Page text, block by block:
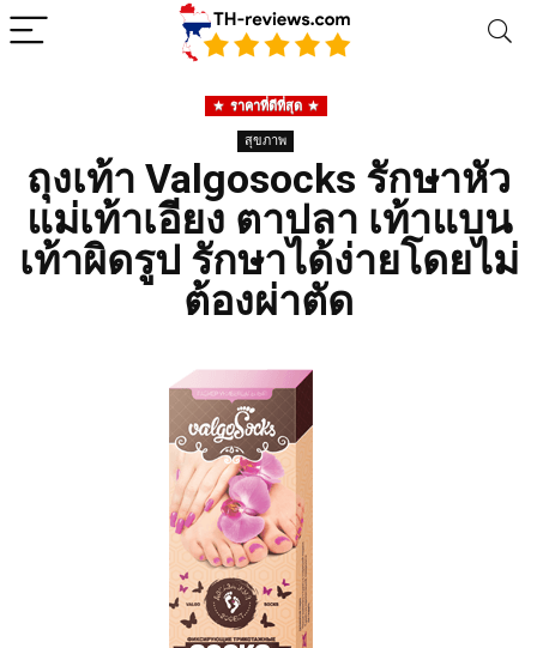
ราคาที่ดีที่สุด
สุขภาพ
ถุงเท้า Valgosocks รักษาหัว
แม่เท้าเอียง ตาปลา เท้าแบน
เท้าผิดรูป รักษาได้ง่ายโดยไม่
ต้องผ่าตัด